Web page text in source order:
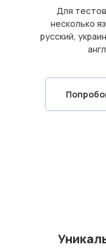
Для
несколько
русский,